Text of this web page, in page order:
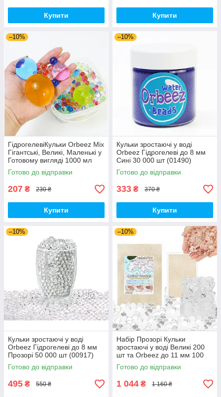
Купити Купити
–10%
ГідрогелевіКульки Orbeez Mix
Гігантські, Великі, Маленькі у
Готовому вигляді 1000 мл
(01430)
Готово до відправки
207 ₴ 230 ₴
Купити
–10%
Кульки зростаючі у воді
Orbeez Гідрогелеві до 8 мм
Сині 30 000 шт (01490)
Готово до відправки
333 ₴ 370 ₴
Купити
–10%
Кульки зростаючі у воді
Orbeez Гідрогелеві до 8 мм
Прозорі 50 000 шт (00917)
Готово до відправки
495 ₴ 550 ₴
–10%
Набір Прозорі Кульки
зростаючі у воді Великі 200
шт та Orbeez до 11 мм 100
000 шт (01651)
Готово до відправки
1 044 ₴ 1 160 ₴